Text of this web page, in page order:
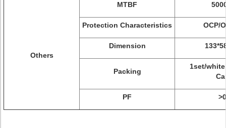
Others
MTBF
Protection Characteristics OCP/
Dimension
Packing
1set/
PF